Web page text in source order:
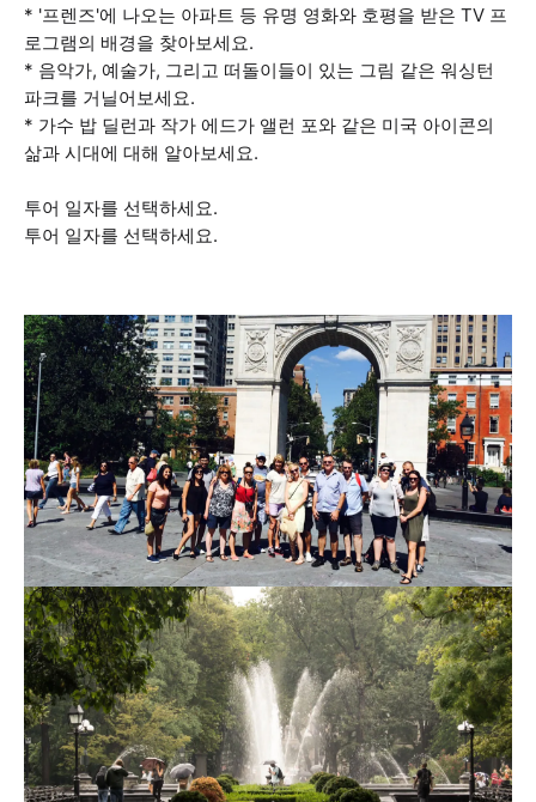
* '프렌즈'에 나오는 아파트 등 유명 영화와 호평을 받은 TV 프
로그램의 배경을 찾아보세요.
* 음악가, 예술가, 그리고 떠돌이들이 있는 그림 같은 워싱턴
파크를 거닐어보세요.
* 가수 밥 딜런과 작가 에드가 앨런 포와 같은 미국 아이콘의
삶과 시대에 대해 알아보세요.
투어 일자를 선택하세요.
투어 일자를 선택하세요.